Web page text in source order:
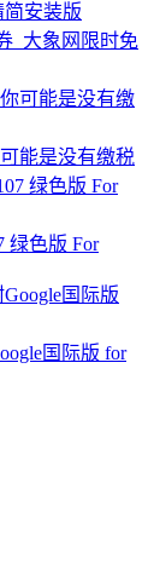
简安装版
限时免
能是没有缴税
绿色版 For
国际版 for